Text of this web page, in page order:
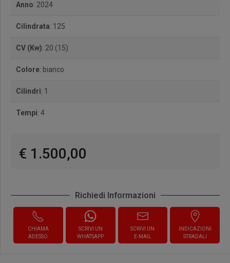
Anno: 2024
Cilindrata: 125
CV (Kw): 20 (15)
Colore: bianco
Cilindri: 1
Tempi: 4
€ 1.500,00
Richiedi Informazioni
CHIAMA
ADESSO
SCRIVI UN
WHATSAPP
SCRIVI UN
E-MAIL
INDICAZIONI
STRADALI